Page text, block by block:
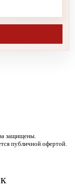
защищены.
публичной офертой.